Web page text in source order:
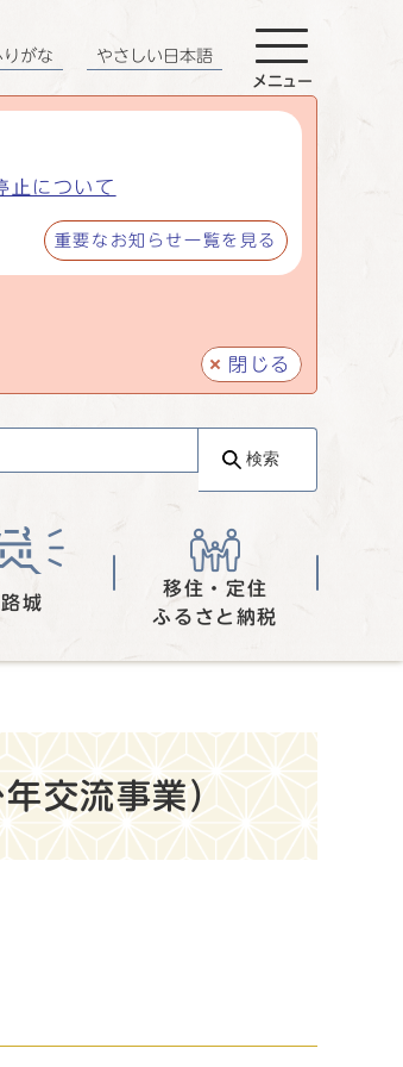
止について
重要なお知らせ一覧を見る
閉じる
りがな やさしい日本語
メニュー
検索
城
移住・定住
ふるさと納税
交流事業）